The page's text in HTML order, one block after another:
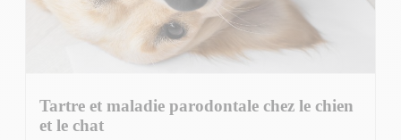
Tartre et maladie parodontale chez le chien
et le chat